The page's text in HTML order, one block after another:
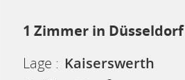
1 Zimmer in Düsseldorf
Lage : Kaiserswerth